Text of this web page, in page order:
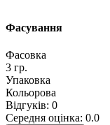
Фасування
Фасовка
3 гр.
Упаковка
Кольорова
Відгуків: 0
Середня оцінка: 0.0